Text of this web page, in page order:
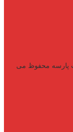
پارسه محفوظ می